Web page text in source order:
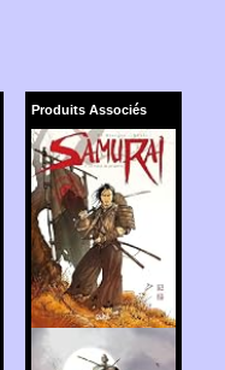
Produits Associés